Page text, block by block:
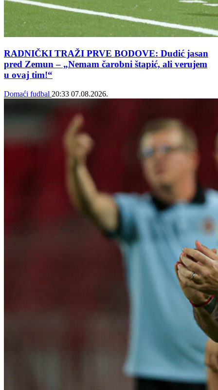
RADNIČKI TRAŽI PRVE BODOVE: Dudić jasan
pred Zemun – „Nemam čarobni štapić, ali verujem
u ovaj tim!“
Domaći fudbal 20:33 07.08.2026.